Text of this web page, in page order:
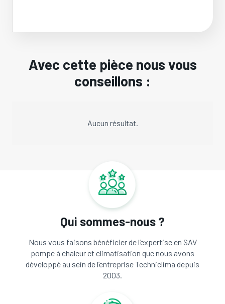
Avec cette pièce nous vous
conseillons :
Aucun résultat.
Qui sommes-nous ?
Nous vous faisons bénéficier de l’expertise en SAV
pompe à chaleur et climatisation que nous avons
développé au sein de l’entreprise Techniclima depuis
2003.